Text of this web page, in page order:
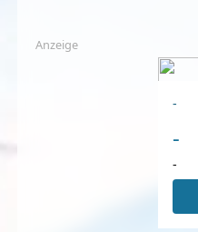
Anzeige
-
-
-